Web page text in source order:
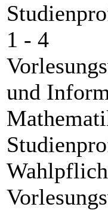
1 - 4
und